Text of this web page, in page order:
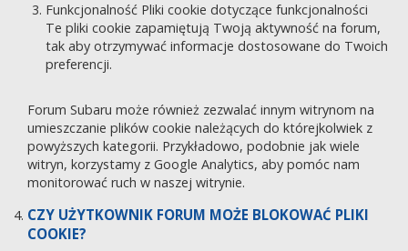
Funkcjonalność Pliki cookie dotyczące funkcjonalności
Te pliki cookie zapamiętują Twoją aktywność na forum,
tak aby otrzymywać informacje dostosowane do Twoich
preferencji.
Forum Subaru może również zezwalać innym witrynom na
umieszczanie plików cookie należących do którejkolwiek z
powyższych kategorii. Przykładowo, podobnie jak wiele
witryn, korzystamy z Google Analytics, aby pomóc nam
monitorować ruch w naszej witrynie.
CZY UŻYTKOWNIK FORUM MOŻE BLOKOWAĆ PLIKI
COOKIE?